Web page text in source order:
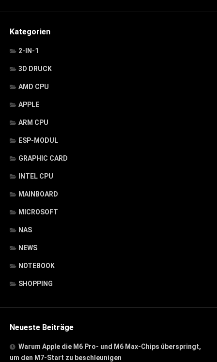
Kategorien
2-IN-1
3D DRUCK
AMD CPU
APPLE
ARM CPU
ESP-MODUL
GRAPHIC CARD
INTEL CPU
MAINBOARD
MICROSOFT
NAS
NEWS
NOTEBOOK
SHOPPING
Neueste Beiträge
Warum Apple die M6 Pro- und M6 Max-Chips überspringt,
um den M7-Start zu beschleunigen